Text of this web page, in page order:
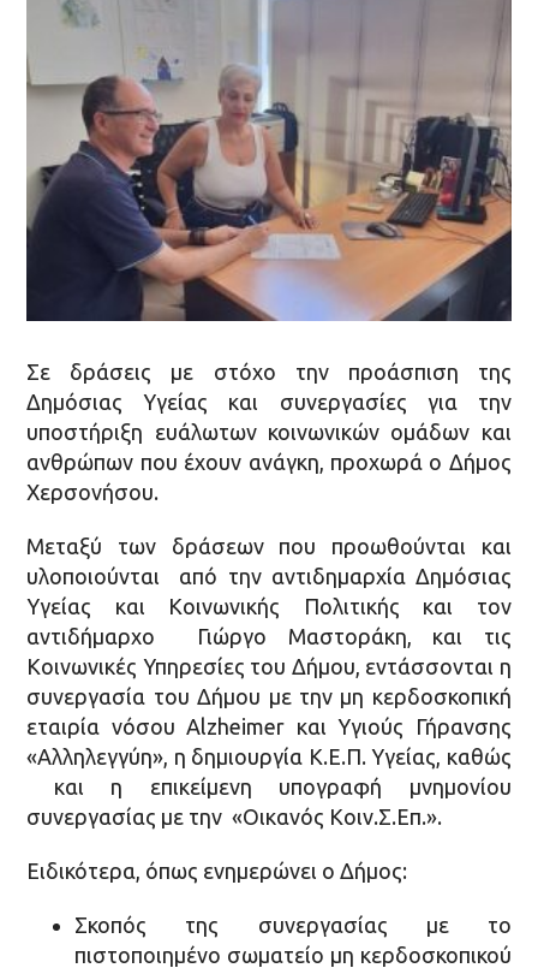
Σε δράσεις με στόχο την προάσπιση της
Δημόσιας Υγείας και συνεργασίες για την
υποστήριξη ευάλωτων κοινωνικών ομάδων και
ανθρώπων που έχουν ανάγκη, προχωρά ο Δήμος
Χερσονήσου.
Μεταξύ των δράσεων που προωθούνται και
υλοποιούνται από την αντιδημαρχία Δημόσιας
Υγείας και Κοινωνικής Πολιτικής και τον
αντιδήμαρχο Γιώργο Μαστοράκη, και τις
Κοινωνικές Υπηρεσίες του Δήμου, εντάσσονται η
συνεργασία του Δήμου με την μη κερδοσκοπική
εταιρία νόσου Alzheimer και Υγιούς Γήρανσης
«Αλληλεγγύη», η δημιουργία Κ.Ε.Π. Υγείας, καθώς
και η επικείμενη υπογραφή μνημονίου
συνεργασίας με την «Οικανός Κοιν.Σ.Επ.».
Ειδικότερα, όπως ενημερώνει ο Δήμος:
Σκοπός της συνεργασίας με το
πιστοποιημένο σωματείο μη κερδοσκοπικού